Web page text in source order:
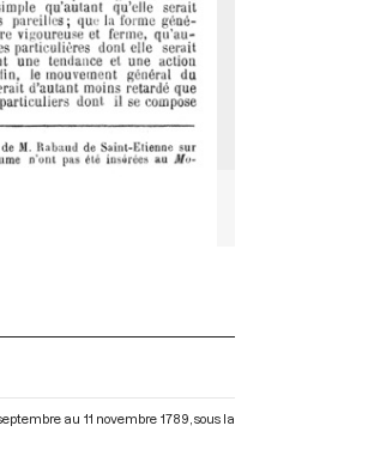
au 11 novembre 1789 , sous la